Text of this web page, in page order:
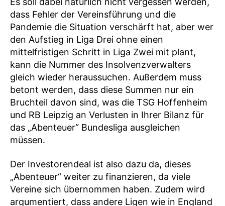
dass Fehler der Vereinsführung und die
Pandemie die Situation verschärft hat, aber wer
den Aufstieg in Liga Drei ohne einen
mittelfristigen Schritt in Liga Zwei mit plant,
kann die Nummer des Insolvenzverwalters
gleich wieder heraussuchen. Außerdem muss
betont werden, dass diese Summen nur ein
Bruchteil davon sind, was die TSG Hoffenheim
und RB Leipzig an Verlusten in Ihrer Bilanz für
das „Abenteuer“ Bundesliga ausgleichen
müssen.
Der Investorendeal ist also dazu da, dieses
„Abenteuer“ weiter zu finanzieren, da viele
Vereine sich übernommen haben. Zudem wird
argumentiert, dass andere Ligen wie in England